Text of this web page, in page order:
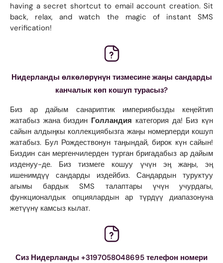
having a secret shortcut to email account creation. Sit
back, relax, and watch the magic of instant SMS
verification!
Нидерланды өлкөлөрүнүн тизмесине жаңы сандарды
канчалык көп кошуп турасыз?
Биз ар дайым санариптик империябызды кеңейтип
жатабыз жана биздин Голландия категория да! Биз күн
сайын алдыңкы коллекциябызга жаңы номерлерди кошуп
жатабыз. Бул Рождествонун таңындай, бирок күн сайын!
Биздин сан мергенчилерден турган бригадабыз ар дайым
изденуу-де. Биз тизмеге кошуу үчүн эң жаңы, эң
ишенимдүү сандарды издейбиз. Сандардын туруктуу
агымы бардык SMS талаптары үчүн учурдагы,
функционалдык опциялардын ар түрдүү диапазонуна
жетүүнү камсыз кылат.
Сиз Нидерланды +3197058048695 телефон номери